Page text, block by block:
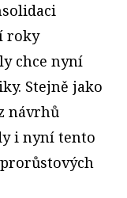
roky
chce nyní
Stejně jako
návrhů
i nyní tento